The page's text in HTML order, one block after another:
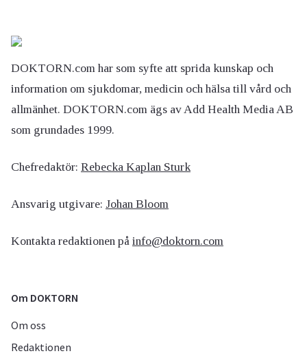
DOKTORN.com har som syfte att sprida kunskap och
information om sjukdomar, medicin och hälsa till vård och
allmänhet. DOKTORN.com ägs av Add Health Media AB
som grundades 1999.
Chefredaktör: Rebecka Kaplan Sturk
Ansvarig utgivare: Johan Bloom
Kontakta redaktionen på info@doktorn.com
Om DOKTORN
Om oss
Redaktionen